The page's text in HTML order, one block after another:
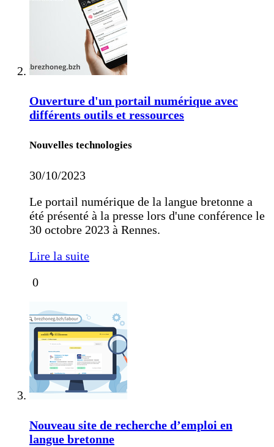
Ouverture d'un portail numérique avec
différents outils et ressources
Nouvelles technologies
30/10/2023
Le portail numérique de la langue bretonne a
été présenté à la presse lors d'une conférence le
30 octobre 2023 à Rennes.
Lire la suite
0
Nouveau site de recherche d’emploi en
langue bretonne